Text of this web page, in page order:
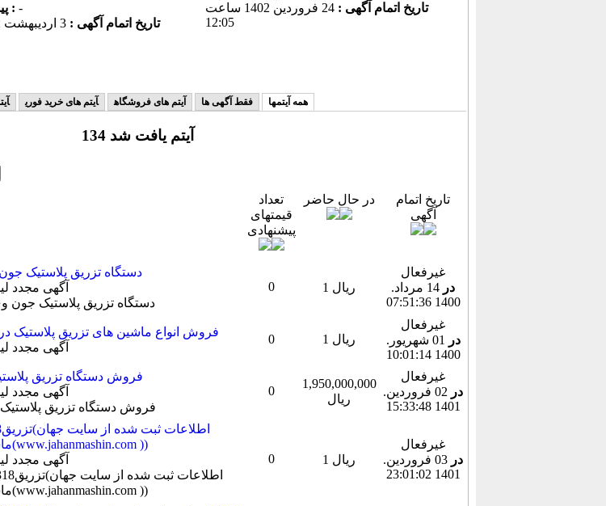
پیشنهاد كنونی : -
تاریخ اتمام آگهی :
تاریخ اتمام آگهی :
24 فروردين 1402 ساعت
12:05
همه آیتمها فقط آگهی ها آیتم های فروشگاه آیتم های خرید فوری
134 آیتم یافت شد
تعداد
قیمتهای
پیشنهادی
در حال حاضر
تاریخ اتمام
آگهی
دستگاه تزریق پلاستیک جون وی
0
1 ریال
غیرفعال
در
14 مرداد.
1400 07:51:36
فروش انواع ماشین های تزریق پلاستیک
0 1 ریال
غیرفعال
در
01 شهريور.
1400 10:01:14
فروش دستگاه تزریق پلاستیک ۱۵۰
0
1,950,000,000
ریال
غیرفعال
در
02 فروردين.
1401 15:33:48
ماشین میباشد(www.jahanmashin.com ))
0
1 ریال
غیرفعال
در
03 فروردين.
1401 23:01:02